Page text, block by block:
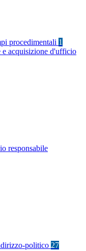
procedimentali 1
acquisizione d'ufficio
responsabile
politico 27